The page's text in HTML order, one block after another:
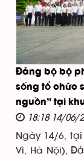
Đảng bộ bộ
sống tổ chức
nguồn” tại
18:18 14/06/
Ngày 14/6,
Vì, Hà Nội),